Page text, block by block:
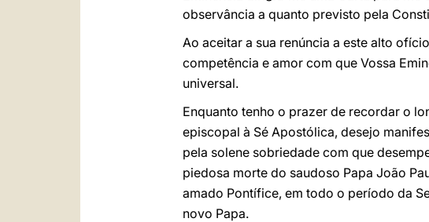
observância a quanto previsto pela
Ao aceitar a sua renúncia a este alto
competência e amor com que Vossa
universal.
Enquanto tenho o prazer de recordar o
episcopal à Sé Apostólica, desejo
pela solene sobriedade com que
piedosa morte do saudoso Papa João
amado Pontífice, em todo o período da
novo Papa.